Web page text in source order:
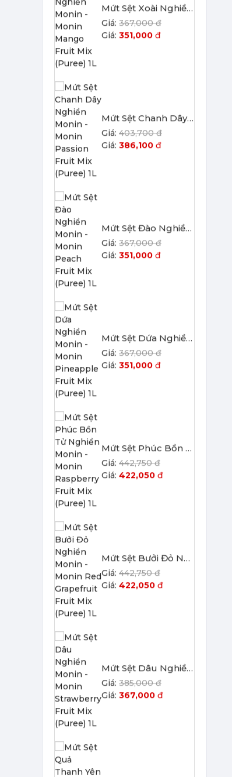
Mứt Sệt Chanh Dây Nghiền Monin - Monin Passion Fruit Mix (Puree) 1L
403,700 đ
386,100 đ
Mứt Sệt Đào Nghiền Monin - Monin Peach Fruit Mix (Puree) 1L
367,000 đ
351,000 đ
Mứt Sệt Dứa Nghiền Monin - Monin Pineapple Fruit Mix (Puree) 1L
367,000 đ
351,000 đ
Mứt Sệt Phúc Bồn Tử Nghiền Monin - Monin Raspberry Fruit Mix (Puree) 1L
442,750 đ
422,050 đ
Mứt Sệt Bưởi Đỏ Nghiền Monin - Monin Red Grapefruit Fruit Mix (Puree) 1L
442,750 đ
422,050 đ
Mứt Sệt Dâu Nghiền Monin - Monin Strawberry Fruit Mix (Puree) 1L
385,000 đ
367,000 đ
507,150 đ